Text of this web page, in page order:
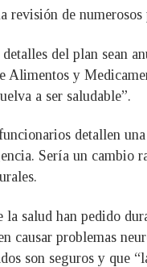
revisión de
detalles del plan sean
Alimentos y
a ser saludable”.
detallen
Sería un cambio
la salud han pedido
causar problemas
son seguros y que